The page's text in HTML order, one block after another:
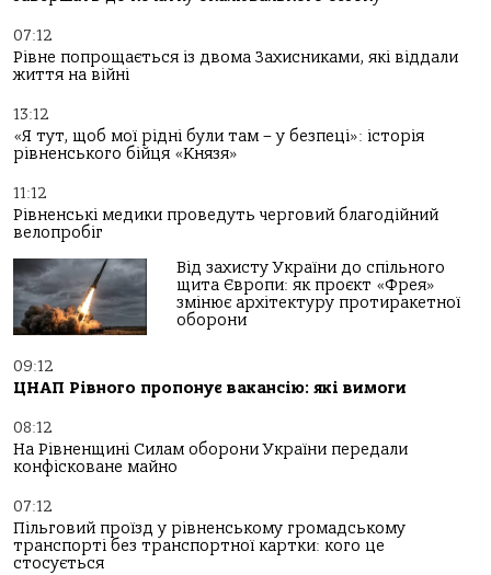
07:12
Рівне попрощається із двома Захисниками, які віддали
життя на війні
13:12
«Я тут, щоб мої рідні були там – у безпеці»: історія
рівненського бійця «Князя»
11:12
Рівненські медики проведуть черговий благодійний
велопробіг
Від захисту України до спільного
щита Європи: як проєкт «Фрея»
змінює архітектуру протиракетної
оборони
09:12
ЦНАП Рівного пропонує вакансію: які вимоги
08:12
На Рівненщині Силам оборони України передали
конфісковане майно
07:12
Пільговий проїзд у рівненському громадському
транспорті без транспортної картки: кого це
стосується